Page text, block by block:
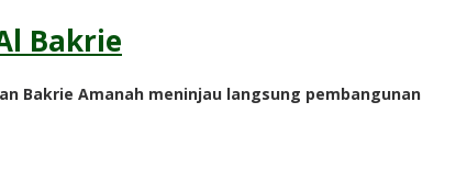
Bakrie
Bakrie Amanah meninjau langsung pembangunan